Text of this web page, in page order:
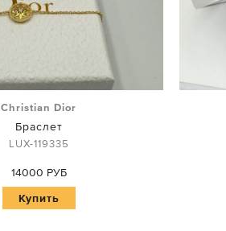
Christian Dior
Браслет
LUX-119335
14000 РУБ
Купить